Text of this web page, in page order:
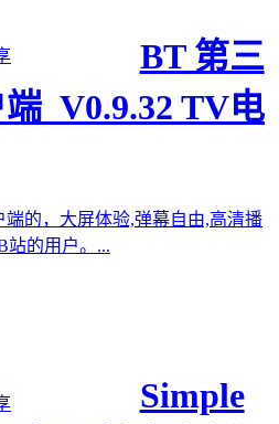
BT 第三
_V0.9.32 TV电
的，大屏体验,弹幕自由,高清播
站的用户。...
Simple